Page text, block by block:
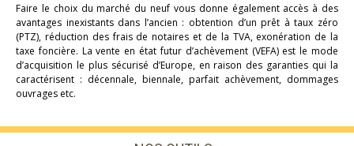
Faire le choix du marché du neuf vous donne également accès à des
avantages inexistants dans l’ancien : obtention d’un prêt à taux zéro
(PTZ), réduction des frais de notaires et de la TVA, exonération de la
taxe foncière. La vente en état futur d’achèvement (VEFA) est le mode
d’acquisition le plus sécurisé d’Europe, en raison des garanties qui la
caractérisent : décennale, biennale, parfait achèvement, dommages
ouvrages etc.